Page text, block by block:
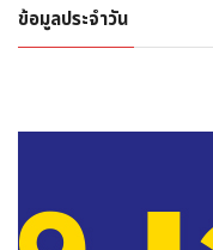
ข้อมูลประจำวัน